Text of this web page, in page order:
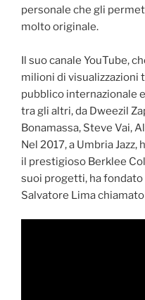
personale che gli
molto originale.
Il suo canale YouTube,
milioni di visualizzazioni
pubblico internazionale
tra gli altri, da Dweezil
Bonamassa, Steve Vai,
Nel 2017, a Umbria
il prestigioso Berklee
suoi progetti, ha fondato
Salvatore Lima chiamato